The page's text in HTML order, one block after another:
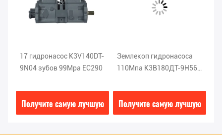
17 гидронасос K3V140DT-
9N04 зубов 99Mpa EC290
Получите самую лучшую
Землекоп гидронасоса
110Мпа К3В180ДТ-9Н56
части
Получите самую лучшую